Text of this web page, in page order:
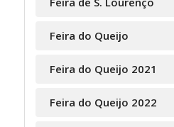
Feira do Queijo
Feira do Queijo 2021
Feira do Queijo 2022